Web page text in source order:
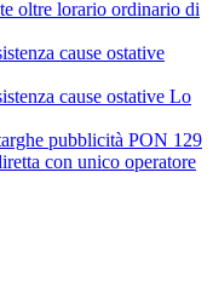
oltre lorario ordinario di
cause ostative
cause ostative Lo
pubblicità PON 129
con unico operatore